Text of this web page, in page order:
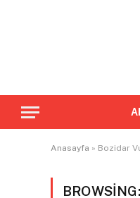
Anasayfa » Bozidar
BROWSING: